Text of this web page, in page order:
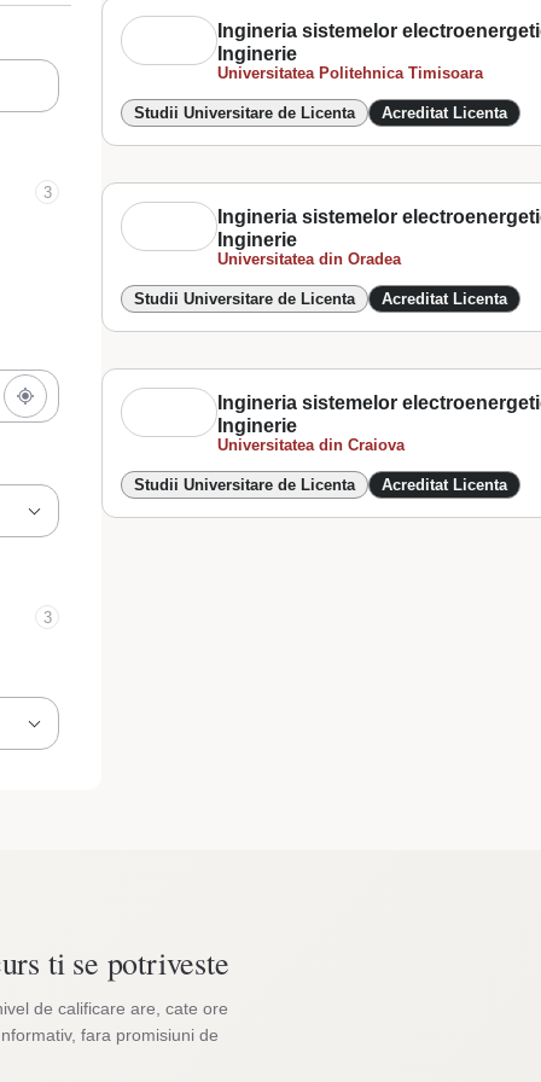
3
3
Ingineria sistemelor
Inginerie
Universitatea Politehnica Timisoara
Studii Universitare de Licenta Acreditat Licenta
Ingineria sistemelor
Inginerie
Universitatea din Oradea
Studii Universitare de Licenta Acreditat Licenta
Ingineria sistemelor
Inginerie
Universitatea din Craiova
Studii Universitare de Licenta Acreditat Licenta
ti se potriveste
de calificare are, cate ore
fara promisiuni de